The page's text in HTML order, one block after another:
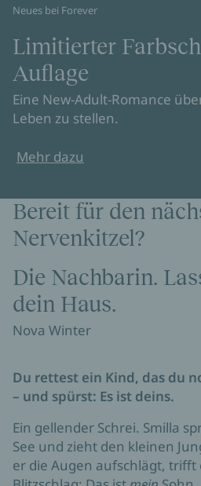
Neues bei Forever
Limitierter
Auflage
Eine New-Adult-Romance
Leben zu stellen.
Mehr dazu
Bereit für den
Nervenkitzel?
Die Nachbarin.
dein Haus.
Nova Winter
Du rettest ein Kind, das du
– und spürst: Es ist deins.
Ein gellender Schrei. Smilla
See und zieht den kleinen
er die Augen aufschlägt, trifft